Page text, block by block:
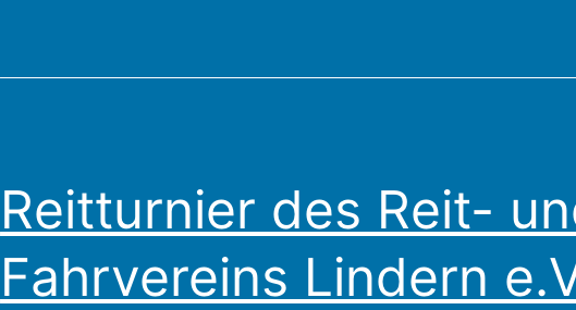
Reitturnier des Reit-
Fahrvereins Lindern